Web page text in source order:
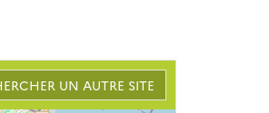
UN AUTRE SITE